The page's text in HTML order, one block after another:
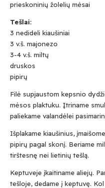
prieskoninių žolelių mėsai
Tešlai:
3 nedideli kiaušiniai
3 v.š. majonezo
3-4 v.š. miltų
druskos
pipirų
Filė supjaustom kepsnio
mėsos plaktuku. Įtriname
paliekame valandėlei
Išplakame kiaušinius,
pipirų pagal skonį. Beriame
tirštesnę nei lietinių tešlą.
Keptuveje įkaitiname aliejų.
tešloje, dedame į keptuvę.